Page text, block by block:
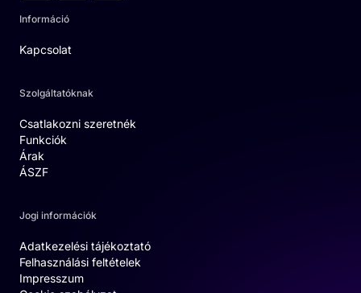
Információ
Kapcsolat
Szolgáltatóknak
Csatlakozni szeretnék
Funkciók
Árak
ÁSZF
Jogi információk
Adatkezelési tájékoztató
Felhasználási feltételek
Impresszum